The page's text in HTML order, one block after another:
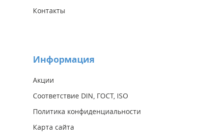
Контакты
Информация
Акции
Соответствие DIN, ГОСТ, ISO
Политика конфиденциальности
Карта сайта